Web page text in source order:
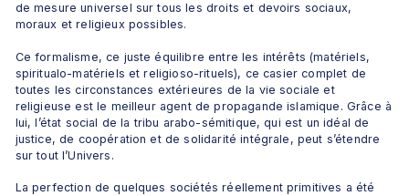
de mesure universel sur tous les droits et devoirs sociaux,
moraux et religieux possibles.
Ce formalisme, ce juste équilibre entre les intérêts (matériels,
spiritualo-matériels et religioso-rituels), ce casier complet de
toutes les circonstances extérieures de la vie sociale et
religieuse est le meilleur agent de propagande islamique. Grâce à
lui, l’état social de la tribu arabo-sémitique, qui est un idéal de
justice, de coopération et de solidarité intégrale, peut s’étendre
sur tout l’Univers.
La perfection de quelques sociétés réellement primitives a été